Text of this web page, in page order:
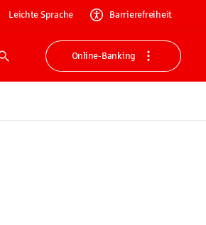
Leichte Sprache Barrierefreiheit
Suche
Online-Banking